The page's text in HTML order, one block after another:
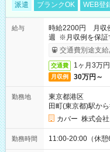
派遣 ブランクOK WEB登
給与
時給2200円 月収
週 ※月収例を保証
ービス利用可（利
交通費別途支給
交通費 1ヶ月3万
月収例 30万円～
勤務地
東京都港区
田町(東京都)駅か
カバー 株式会社
勤務時間 11:00-20:00（休憩